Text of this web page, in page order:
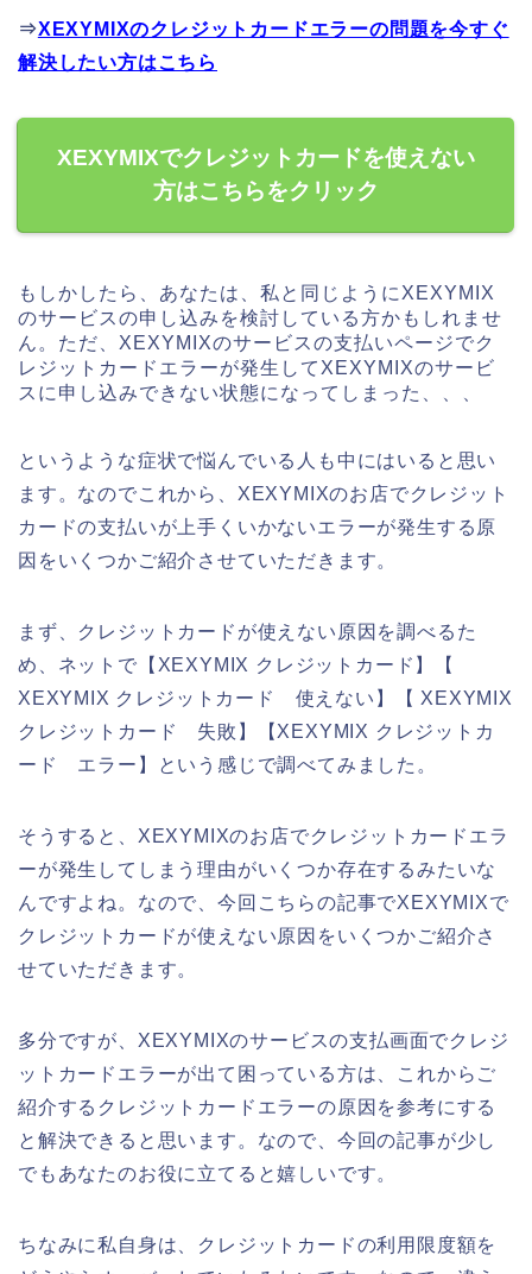
⇒XEXYMIXのクレジットカードエラーの問題を今すぐ
解決したい方はこちら
XEXYMIXでクレジットカードを使えない
方はこちらをクリック
もしかしたら、あなたは、私と同じようにXEXYMIX
のサービスの申し込みを検討している方かもしれませ
ん。ただ、XEXYMIXのサービスの支払いページでク
レジットカードエラーが発生してXEXYMIXのサービ
スに申し込みできない状態になってしまった、、、
というような症状で悩んでいる人も中にはいると思い
ます。なのでこれから、XEXYMIXのお店でクレジット
カードの支払いが上手くいかないエラーが発生する原
因をいくつかご紹介させていただきます。
まず、クレジットカードが使えない原因を調べるた
め、ネットで【XEXYMIX クレジットカード】【
XEXYMIX クレジットカード 使えない】【 XEXYMIX
クレジットカード 失敗】【XEXYMIX クレジットカ
ード エラー】という感じで調べてみました。
そうすると、XEXYMIXのお店でクレジットカードエラ
ーが発生してしまう理由がいくつか存在するみたいな
んですよね。なので、今回こちらの記事でXEXYMIXで
クレジットカードが使えない原因をいくつかご紹介さ
せていただきます。
多分ですが、XEXYMIXのサービスの支払画面でクレジ
ットカードエラーが出て困っている方は、これからご
紹介するクレジットカードエラーの原因を参考にする
と解決できると思います。なので、今回の記事が少し
でもあなたのお役に立てると嬉しいです。
ちなみに私自身は、クレジットカードの利用限度額を